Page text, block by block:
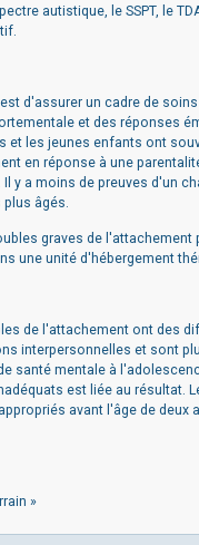
autistique, le SSPT, le
d'assurer un cadre de
et des réponses
et les jeunes enfants ont
en réponse à une
y a moins de preuves d'un
âgés.
graves de l'attachement
une unité d'hébergement
de l'attachement ont des
interpersonnelles et sont
santé mentale à
est liée au résultat.
avant l'âge de deux
»